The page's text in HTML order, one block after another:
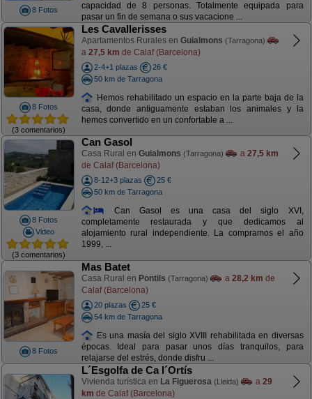
8 Fotos
capacidad de 8 personas. Totalmente equipada para
pasar un fin de semana o sus vacacione ...
8 Fotos
(3 comentarios)
Les Cavallerisses
Apartamentos Rurales en Guialmons (Tarragona)
a 27,5 km de Calaf (Barcelona)
2-4+1 plazas
26 €
50 km de Tarragona
Hemos rehabilitado un espacio en la parte baja de la
casa, donde antiguamente estaban los animales y la
hemos convertido en un confortable a ...
8 Fotos
Video
(3 comentarios)
Can Gasol
Casa Rural en Guialmons (Tarragona) a 27,5 km
de Calaf (Barcelona)
8-12+3 plazas
25 €
50 km de Tarragona
Can Gasol es una casa del siglo XVI,
completamente restaurada y que dedicamos al
alojamiento rural independiente. La compramos el año
1999, ...
8 Fotos
Mas Batet
Casa Rural en Pontils (Tarragona) a 28,2 km de
Calaf (Barcelona)
20 plazas
25 €
54 km de Tarragona
Es una masía del siglo XVIII rehabilitada en diversas
épocas. Ideal para pasar unos días tranquilos, para
relajarse del estrés, donde disfru ...
L´Esgolfa de Ca l´Ortís
Vivienda turística en La Figuerosa (Lleida) a 29
km de Calaf (Barcelona)